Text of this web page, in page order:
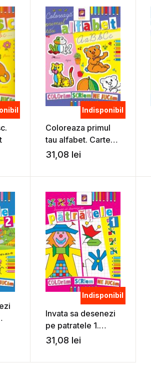
Indisponibil
Coloreaza primul
tau alfabet. Carte
de colorat
31,08 lei
Indisponibil
Invata sa desenezi
pe patratele 1.
Carte de colorat
31,08 lei